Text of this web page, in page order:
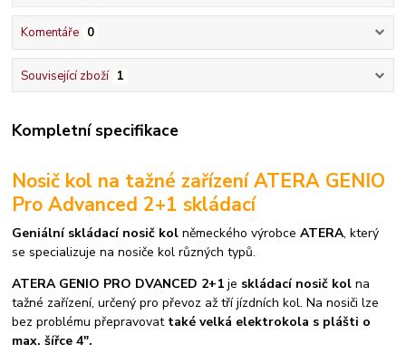
Komentáře 0
Související zboží 1
Kompletní specifikace
Nosič kol na tažné zařízení ATERA GENIO
Pro Advanced 2+1 skládací
Geniální skládací nosič kolněmeckého výrobceATERA, který
se specializuje na nosiče kol různých typů.
ATERA GENIO PRO DVANCED 2+1 je skládací nosič kol na
tažné zařízení, určený pro převoz až tří jízdních kol. Na nosiči lze
bez problému přepravovat také velká elektrokola s plášti o
max. šířce 4".